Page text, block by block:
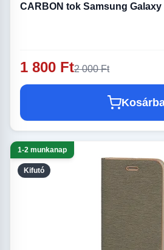
CARBON tok Samsung Galaxy
1 800 Ft2 000 Ft
Kifutó
1-2 munkanap